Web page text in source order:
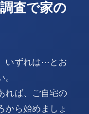
査で家の
いずれは⋯とお
れば、ご自宅の
から始めましょ